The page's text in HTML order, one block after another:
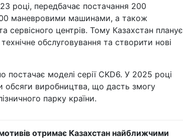
році, передбачає постачання 200
маневровими машинами, а також
сервісного центрів. Тому Казахстан планує
обслуговування та створити нові
постачає моделі серії CKD6. У 2025 році
обсяги виробництва, що дасть змогу
парку країни.
отримає Казахстан найближчими